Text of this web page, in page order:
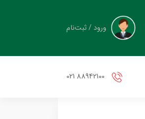
ورود / ثبت‌نام